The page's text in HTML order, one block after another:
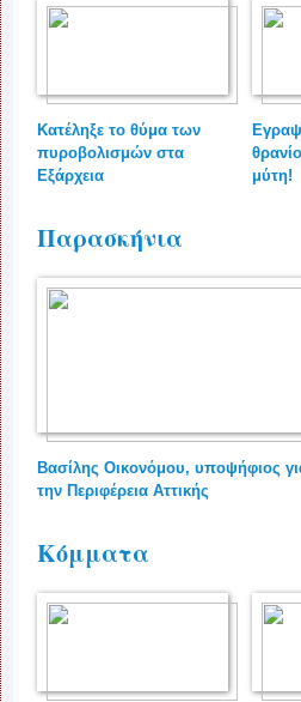
Κατέληξε το θύμα των
πυροβολισμών στα
Εξάρχεια
μύτη!
Παρασκήνια
Βασίλης Οικονόμου, υποψήφιος
την Περιφέρεια Αττικής
Κόμματα